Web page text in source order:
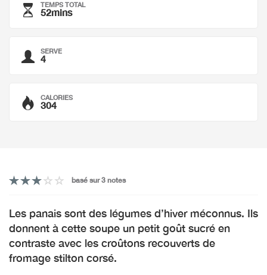
TEMPS TOTAL
52mins
SERVE
4
CALORIES
304
basé sur 3 notes
Les panais sont des légumes d’hiver méconnus. Ils
donnent à cette soupe un petit goût sucré en
contraste avec les croûtons recouverts de
fromage stilton corsé.